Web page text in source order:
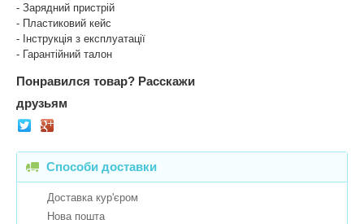
- Зарядний пристрій
- Пластиковий кейс
- Інструкція з експлуатації
- Гарантійний талон
Понравился товар? Расскажи
друзьям
Способи доставки
Доставка кур'єром
Нова пошта